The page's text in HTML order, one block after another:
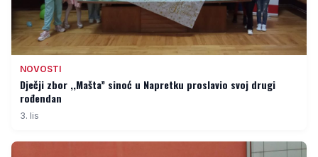
NOVOSTI
Dječji zbor ,,Mašta” sinoć u Napretku proslavio svoj drugi
rođendan
3. lis